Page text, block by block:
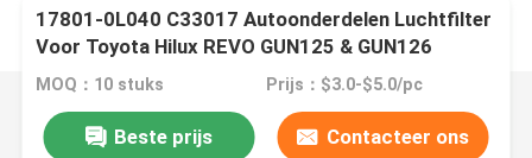
17801-0L040 C33017 Autoonderdelen Luchtfilter
Voor Toyota Hilux REVO GUN125 & GUN126
Fortuner Innova
MOQ：10 stuks Prijs：$3.0-$5.0/pc
Beste prijs Contacteer ons